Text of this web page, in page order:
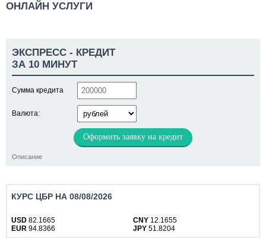
ОНЛАЙН УСЛУГИ
ЭКСПРЕСС - КРЕДИТ
ЗА 10 МИНУТ
Сумма кредита
Валюта:
Оформить заявку на кредит
Описание
КУРС ЦБР НА 08/08/2026
USD 82.1665 CNY 12.1655
EUR 94.8366 JPY 51.8204